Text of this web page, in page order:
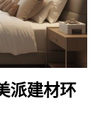
派建材环